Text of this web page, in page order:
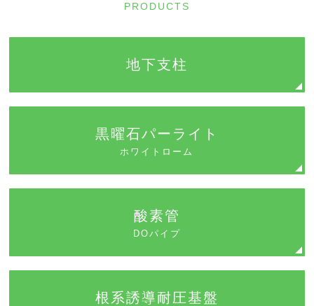
PRODUCTS
地下支柱
黒曜石パーライト
ホワイトローム
酸素管
DOパイプ
根系誘導耐圧基盤